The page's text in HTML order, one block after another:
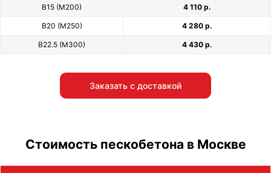
В15 (М200) 4 110 р.
В20 (М250) 4 280 р.
В22.5 (М300) 4 430 р.
Заказать с доставкой
Стоимость пескобетона в Москве